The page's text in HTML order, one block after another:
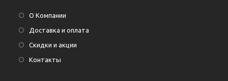
О Компании
Доставка и оплата
Скидки и акции
Контакты